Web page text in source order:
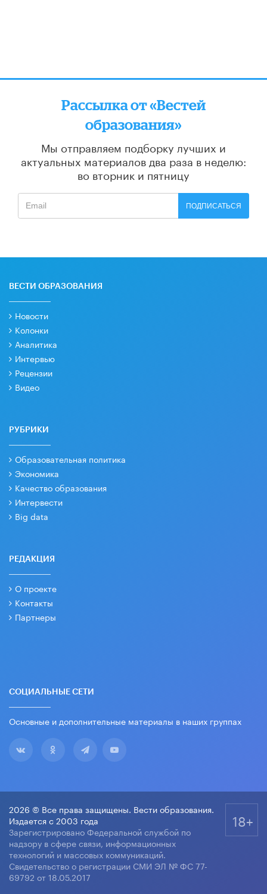
Рассылка от «Вестей
образования»
Мы отправляем подборку лучших и
актуальных материалов два раза в неделю:
во вторник и пятницу
ПОДПИСАТЬСЯ
ВЕСТИ ОБРАЗОВАНИЯ
Новости
Колонки
Аналитика
Интервью
Рецензии
Видео
РУБРИКИ
Образовательная политика
Экономика
Качество образования
Интервести
Big data
РЕДАКЦИЯ
О проекте
Контакты
Партнеры
СОЦИАЛЬНЫЕ СЕТИ
Основные и дополнительные материалы в наших группах
2026 © Все права защищены. Вести образования.
Издается с 2003 года
Зарегистрировано Федеральной службой по
надзору в сфере связи, информационных
технологий и массовых коммуникаций.
Свидетельство о регистрации СМИ ЭЛ № ФС 77-
69792 от 18.05.2017
18+